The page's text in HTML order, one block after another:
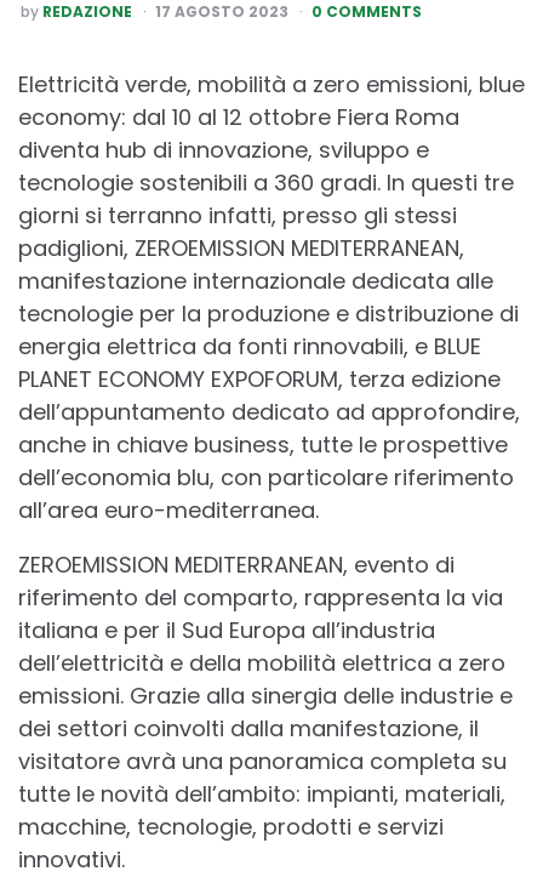
POSTED
BY
by REDAZIONE 17 AGOSTO 2023 0 COMMENTS
Elettricità verde, mobilità a zero emissioni, blue
economy: dal 10 al 12 ottobre Fiera Roma
diventa hub di innovazione, sviluppo e
tecnologie sostenibili a 360 gradi. In questi tre
giorni si terranno infatti, presso gli stessi
padiglioni, ZEROEMISSION MEDITERRANEAN,
manifestazione internazionale dedicata alle
tecnologie per la produzione e distribuzione di
energia elettrica da fonti rinnovabili, e BLUE
PLANET ECONOMY EXPOFORUM, terza edizione
dell’appuntamento dedicato ad approfondire,
anche in chiave business, tutte le prospettive
dell’economia blu, con particolare riferimento
all’area euro-mediterranea.
ZEROEMISSION MEDITERRANEAN, evento di
riferimento del comparto, rappresenta la via
italiana e per il Sud Europa all’industria
dell’elettricità e della mobilità elettrica a zero
emissioni. Grazie alla sinergia delle industrie e
dei settori coinvolti dalla manifestazione, il
visitatore avrà una panoramica completa su
tutte le novità dell’ambito: impianti, materiali,
macchine, tecnologie, prodotti e servizi
innovativi.